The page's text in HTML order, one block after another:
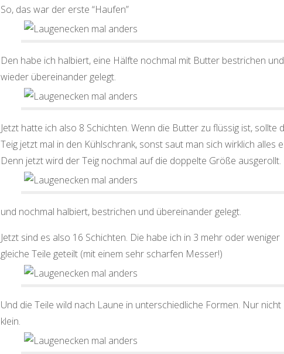
So, das war der erste “Haufen”
Den habe ich halbiert, eine Hälfte nochmal mit Butter bestrichen und
wieder übereinander gelegt.
Jetzt hatte ich also 8 Schichten. Wenn die Butter zu flüssig ist, sollte
Teig jetzt mal in den Kühlschrank, sonst saut man sich wirklich alles
Denn jetzt wird der Teig nochmal auf die doppelte Größe ausgerollt.
und nochmal halbiert, bestrichen und übereinander gelegt.
Jetzt sind es also 16 Schichten. Die habe ich in 3 mehr oder weniger
gleiche Teile geteilt (mit einem sehr scharfen Messer!)
Und die Teile wild nach Laune in unterschiedliche Formen. Nur nicht
klein.